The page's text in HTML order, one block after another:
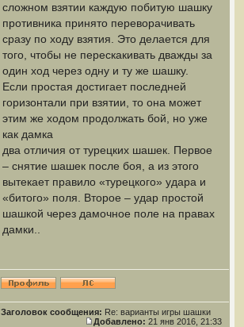
сложном взятии каждую побитую шашку
противника принято переворачивать
сразу по ходу взятия. Это делается для
того, чтобы не перескакивать дважды за
один ход через одну и ту же шашку.
Если простая достигает последней
горизонтали при взятии, то она может
этим же ходом продолжать бой, но уже
как дамка
два отличия от турецких шашек. Первое
– снятие шашек после боя, а из этого
вытекает правило «турецкого» удара и
«битого» поля. Второе – удар простой
шашкой через дамочное поле на правах
дамки..
Заголовок сообщения: Re: варианты игры шашки
Добавлено: 21 янв 2016, 21:33